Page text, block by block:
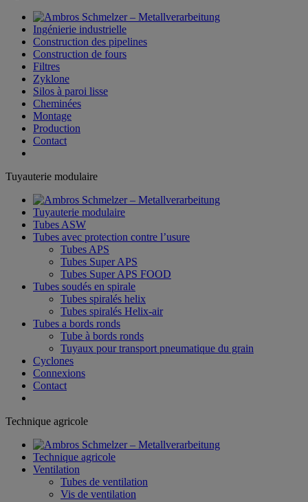
Ingénierie industrielle
Construction des pipelines
Construction de fours
Filtres
Zyklone
Silos à paroi lisse
Cheminées
Montage
Production
Contact
Tuyauterie modulaire
Tuyauterie modulaire
Tubes ASW
Tubes avec protection contre l’usure
Tubes APS
Tubes Super APS
Tubes Super APS FOOD
Tubes soudés en spirale
Tubes spiralés helix
Tubes spiralés Helix-air
Tubes a bords ronds
Tube à bords ronds
Tuyaux pour transport pneumatique du grain
Cyclones
Connexions
Contact
Technique agricole
Technique agricole
Ventilation
Tubes de ventilation
Vis de ventilation